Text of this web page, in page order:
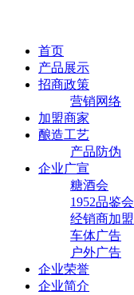
首页
产品展示
招商政策
营销网络
加盟商家
酿造工艺
产品防伪
企业广宣
糖酒会
1952品鉴会
经销商加盟
车体广告
户外广告
企业荣誉
企业简介